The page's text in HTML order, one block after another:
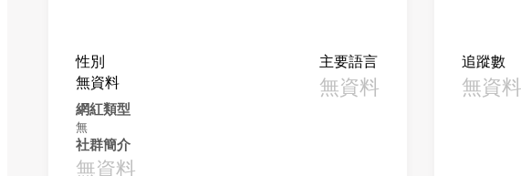
性別
無資料
主要語言
無資料
網紅類型
無
社群簡介
無資料
追蹤數
無資料